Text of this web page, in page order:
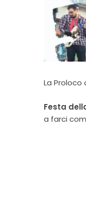
La Proloco
Festa
a farci